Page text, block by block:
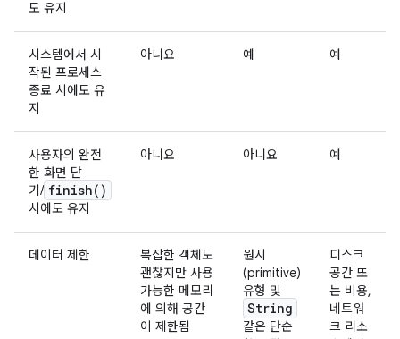
도 유지
시스템에서 시
작된 프로세스
종료 시에도 유
지
아니요 예 예
사용자의 완전
한 화면 닫
기/ finish( )
시에도 유지
아니요 아니요 예
데이터 제한
복잡한 객체도
괜찮지만 사용
가능한 메모리
에 의해 공간
이 제한됨
원시
(primitive)
유형 및
String
같은 단순
디스크
공간 또
는 비용,
네트워
크 리소